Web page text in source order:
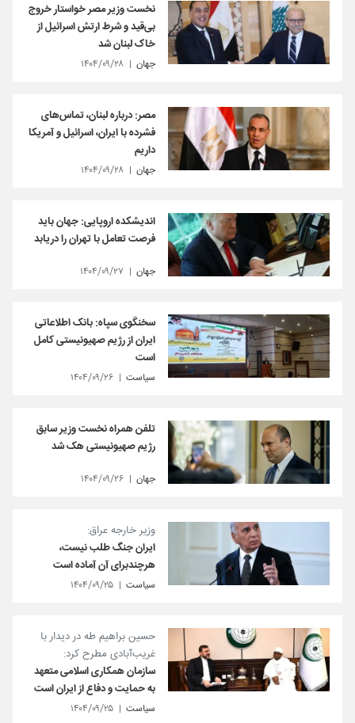
نخست وزیر مصر خواستار خروج
بی‌قید و شرط ارتش اسرائیل از
خاک لبنان شد
جهان ۱۴۰۴/۰۹/۲۸
مصر: درباره لبنان، تماس‌های
فشرده با ایران، اسرائیل و آمریکا
داریم
جهان ۱۴۰۴/۰۹/۲۸
اندیشکده اروپایی: جهان باید
فرصت تعامل با تهران را دریابد
جهان ۱۴۰۴/۰۹/۲۷
سخنگوی سپاه: بانک اطلاعاتی
ایران از رژیم صهیونیستی کامل
است
سیاست ۱۴۰۴/۰۹/۲۶
تلفن همراه نخست وزیر سابق
رژیم صهیونیستی هک شد
جهان ۱۴۰۴/۰۹/۲۶
وزیر خارجه عراق:
ایران جنگ طلب نیست،
هرچندبرای آن آماده است
سیاست ۱۴۰۴/۰۹/۲۵
حسین براهیم طه در دیدار با
غریب‌آبادی مطرح کرد:
سازمان همکاری اسلامی متعهد
به حمایت و دفاع از ایران است
سیاست ۱۴۰۴/۰۹/۲۵